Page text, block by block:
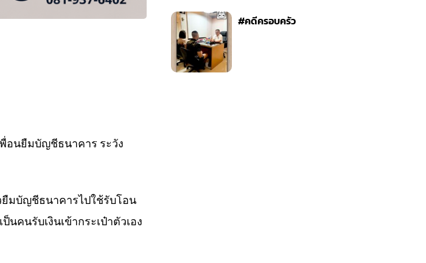
พื่อนยืมบัญชีธนาคาร ระวัง
มบัญชีธนาคารไปใช้รับโอน
นคนรับเงินเข้ากระเป๋าตัวเอง
#คดีครอบครัว